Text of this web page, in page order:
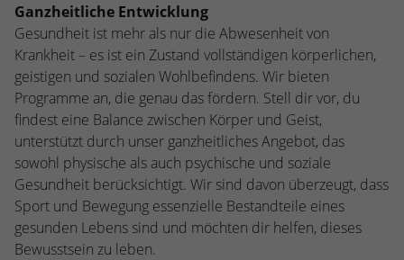
Ganzheitliche Entwicklung
Gesundheit ist mehr als nur die Abwesenheit von
Krankheit – es ist ein Zustand vollständigen körperlichen,
geistigen und sozialen Wohlbefindens. Wir bieten
Programme an, die genau das fördern. Stell dir vor, du
findest eine Balance zwischen Körper und Geist,
unterstützt durch unser ganzheitliches Angebot, das
sowohl physische als auch psychische und soziale
Gesundheit berücksichtigt. Wir sind davon überzeugt, dass
Sport und Bewegung essenzielle Bestandteile eines
gesunden Lebens sind und möchten dir helfen, dieses
Bewusstsein zu leben.
Zweck
Besucher eine Website nutzen, und hilft
bei der Erstellung eines Analyseberichts
darüber, wie es der Website geht. Die
erhobenen Daten umfassen die Anzahl der
Besucher, die Quelle, aus der sie
stammen, und die Seiten in anonymisierter
Form.
Name _dc_gtm_UA-53600496-1
Anbieter Google Analytics